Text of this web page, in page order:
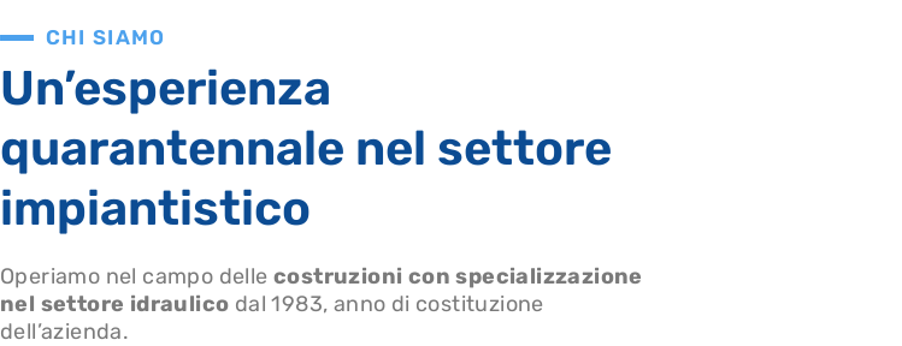
CHI SIAMO
Un’esperienza
quarantennale nel settore
impiantistico
Operiamo nel campo delle costruzioni con specializzazione
nel settore idraulico dal 1983, anno di costituzione
dell’azienda.